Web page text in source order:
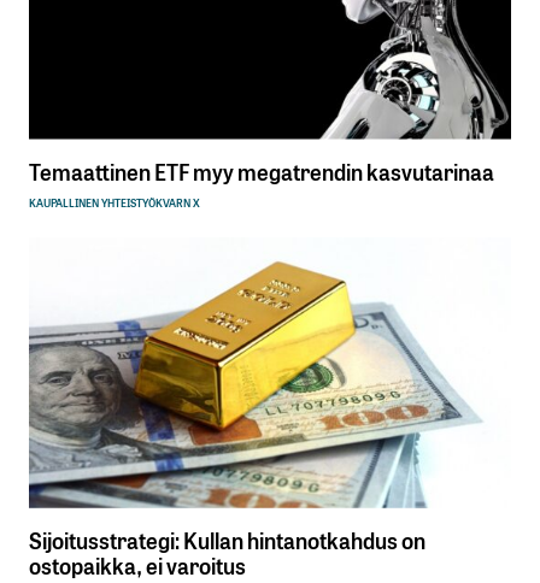
Temaattinen ETF myy megatrendin kasvutarinaa
KAUPALLINEN YHTEISTYÖKVARN X
Sijoitusstrategi: Kullan hintanotkahdus on
ostopaikka, ei varoitus